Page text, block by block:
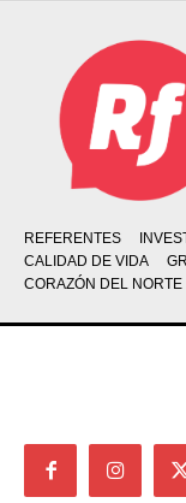
REFERENTES
CALIDAD DE VIDA
CORAZÓN DEL